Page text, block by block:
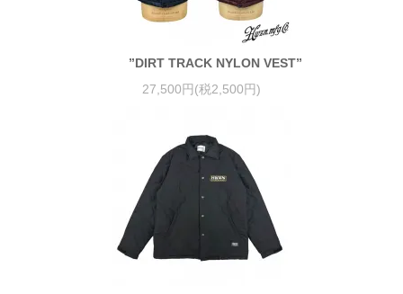
”DIRT TRACK NYLON VEST”
27,500円(税2,500円)